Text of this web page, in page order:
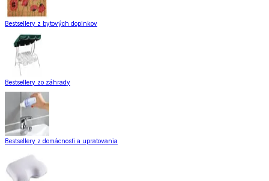
Bestsellery z bytových doplnkov
Bestsellery zo záhrady
Bestsellery z domácnosti a upratovania